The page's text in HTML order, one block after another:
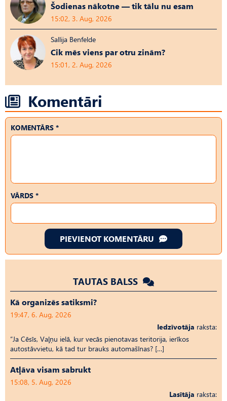
Šodienas nākotne — tik tālu nu esam
15:02, 3. Aug, 2026
Sallija Benfelde
Cik mēs viens par otru zinām?
15:01, 2. Aug, 2026
Komentāri
KOMENTĀRS *
VĀRDS *
PIEVIENOT KOMENTĀRU
TAUTAS BALSS
Kā organizēs satiksmi?
19:47, 6. Aug, 2026
Iedzīvotāja raksta:
“Ja Cēsīs, Vaļņu ielā, kur vecās pienotavas teritorija, ierīkos
autostāvvietu, kā tad tur brauks automašīnas? […]
Atļāva visam sabrukt
15:08, 5. Aug, 2026
Lasītāja raksta: